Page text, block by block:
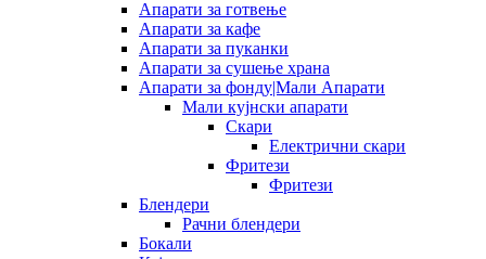
Апарати за готвење
Апарати за кафе
Апарати за пуканки
Апарати за сушење храна
Апарати за фонду|Мали Апарати
Мали кујнски апарати
Скари
Електрични скари
Фритези
Фритези
Блендери
Рачни блендери
Бокали